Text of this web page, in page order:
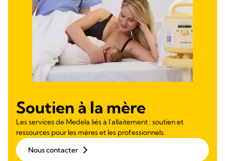
Soutien à la mère
Les services de Medela liés à l'allaitement : soutien et
ressources pour les mères et les professionnels.
Nous contacter